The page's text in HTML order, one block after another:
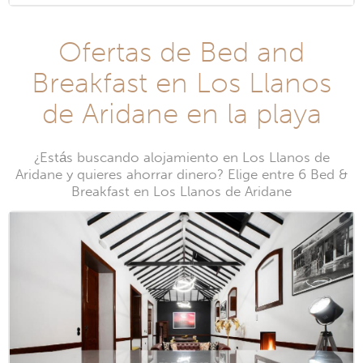
Ofertas de Bed and
Breakfast en Los Llanos
de Aridane en la playa
¿Estás buscando alojamiento en Los Llanos de
Aridane y quieres ahorrar dinero? Elige entre 6 Bed &
Breakfast en Los Llanos de Aridane